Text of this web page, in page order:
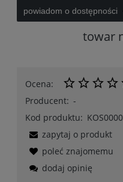
powiadom o dostępności
towar
Ocena:
Producent: -
Kod produktu:
zapytaj o produkt
poleć znajomemu
dodaj opinię